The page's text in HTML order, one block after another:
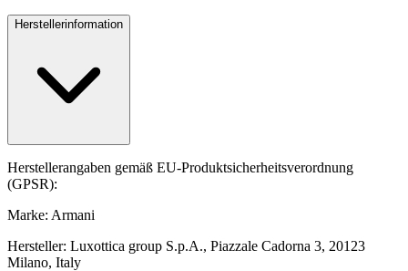
Herstellerinformation
Herstellerangaben gemäß EU-Produktsicherheitsverordnung
(GPSR):
Marke: Armani
Hersteller: Luxottica group S.p.A., Piazzale Cadorna 3, 20123
Milano, Italy